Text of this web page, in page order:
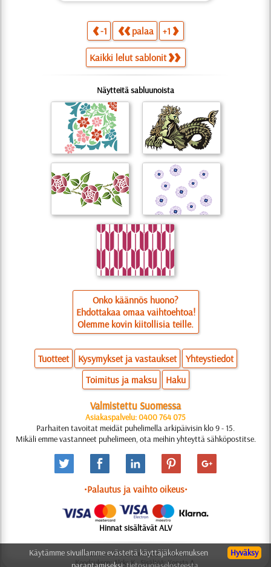
-1 palaa +1
Kaikki lelut sablonit
Näytteitä sabluunoista
Onko käännös huono?
Ehdottakaa omaa vaihtoehtoa!
Olemme kovin kiitollisia teille.
Tuotteet Kysymykset ja vastaukset
Yhteystiedot
Toimitus ja maksu
Haku
Valmistettu Suomessa
Asiakaspalvelu: 0400 764 075
Parhaiten tavoitat meidät puhelimella arkipäivisin klo 9 - 15.
Mikäli emme vastanneet puhelimeen, ota meihin yhteyttä sähköpostitse.
•Palautus ja vaihto oikeus•
Hinnat sisältävät ALV
© 2006-2025 Suunnittelu: Natali M.
Koodauksen: Aleks K.; Sisältöä: Konsta A.
Hyväksy
Käytämme sivuillamme evästeitä käyttäjäkokemuksen